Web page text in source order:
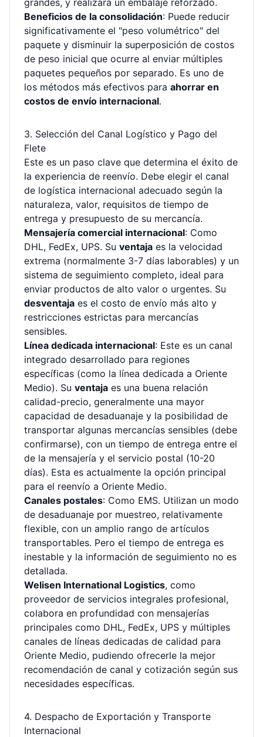
grandes, y realizará un embalaje reforzado.
Beneficios de la consolidación: Puede reducir
significativamente el "peso volumétrico" del
paquete y disminuir la superposición de costos
de peso inicial que ocurre al enviar múltiples
paquetes pequeños por separado. Es uno de
los métodos más efectivos para ahorrar en
costos de envío internacional.
3. Selección del Canal Logístico y Pago del
Flete
Este es un paso clave que determina el éxito de
la experiencia de reenvío. Debe elegir el canal
de logística internacional adecuado según la
naturaleza, valor, requisitos de tiempo de
entrega y presupuesto de su mercancía.
Mensajería comercial internacional: Como
DHL, FedEx, UPS. Su ventaja es la velocidad
extrema (normalmente 3-7 días laborables) y un
sistema de seguimiento completo, ideal para
enviar productos de alto valor o urgentes. Su
desventaja es el costo de envío más alto y
restricciones estrictas para mercancías
sensibles.
Línea dedicada internacional: Este es un canal
integrado desarrollado para regiones
específicas (como la línea dedicada a Oriente
Medio). Su ventaja es una buena relación
calidad-precio, generalmente una mayor
capacidad de desaduanaje y la posibilidad de
transportar algunas mercancías sensibles (debe
confirmarse), con un tiempo de entrega entre el
de la mensajería y el servicio postal (10-20
días). Esta es actualmente la opción principal
para el reenvío a Oriente Medio.
Canales postales: Como EMS. Utilizan un modo
de desaduanaje por muestreo, relativamente
flexible, con un amplio rango de artículos
transportables. Pero el tiempo de entrega es
inestable y la información de seguimiento no es
detallada.
Welisen International Logistics, como
proveedor de servicios integrales profesional,
colabora en profundidad con mensajerías
principales como DHL, FedEx, UPS y múltiples
canales de líneas dedicadas de calidad para
Oriente Medio, pudiendo ofrecerle la mejor
recomendación de canal y cotización según sus
necesidades específicas.
4. Despacho de Exportación y Transporte
Internacional